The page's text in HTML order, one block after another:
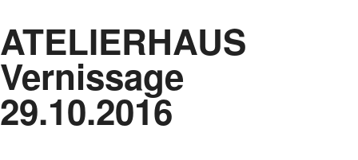
ATELIERHAUS
Vernissage
29.10.2016